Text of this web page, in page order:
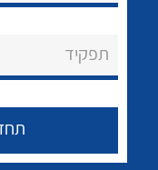
לכל מוצרי היצרן
תפקיד